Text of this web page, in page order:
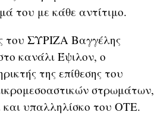
του με κάθε αντίτιμο.
του ΣΥΡΙΖΑ Βαγγέλης
κανάλι Έψιλον, ο
της επίθεσης του
στρωμάτων,
υπαλληλίσκο του ΟΤΕ.